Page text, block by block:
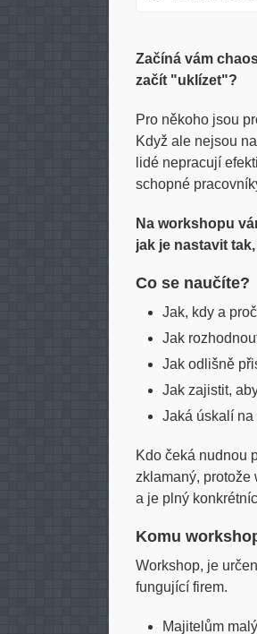
Začíná vám
začít "uklízet"?
Pro někoho jsou
Když ale nejsou
lidé nepracují
schopné
Na workshopu
jak je nastavit
Co se naučíte?
Jak, kdy a
Jak
Jak odlišně
Jak zajistit,
Jaká úskalí na
Kdo čeká nudnou
zklamaný, protože
a je plný
Komu
Workshop, je
fungující firem.
Majitelům